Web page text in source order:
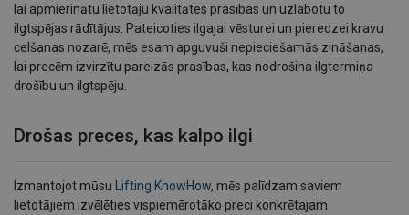
lai apmierinātu lietotāju kvalitātes prasības un uzlabotu to
ilgtspējas rādītājus. Pateicoties ilgajai vēsturei un pieredzei kravu
celšanas nozarē, mēs esam apguvuši nepieciešamās zināšanas,
lai precēm izvirzītu pareizās prasības, kas nodrošina ilgtermiņa
drošību un ilgtspēju.
Drošas preces, kas kalpo ilgi
Izmantojot mūsu Lifting KnowHow, mēs palīdzam saviem
lietotājiem izvēlēties vispiemērotāko preci konkrētajam